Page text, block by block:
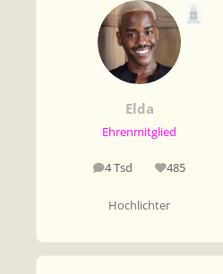
Elda
Ehrenmitglied
4 Tsd
Beiträge 485
Reputation
Hochlichter